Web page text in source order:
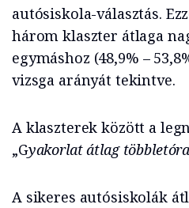
autósiskola-választás.
három klaszter átlaga
egymáshoz (48,9% –
vizsga arányát tekintve.
A klaszterek között a
„Gyakorlat átlag
A sikeres autósiskolák